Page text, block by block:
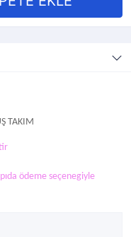
TAKIM
ödeme seçenegiyle